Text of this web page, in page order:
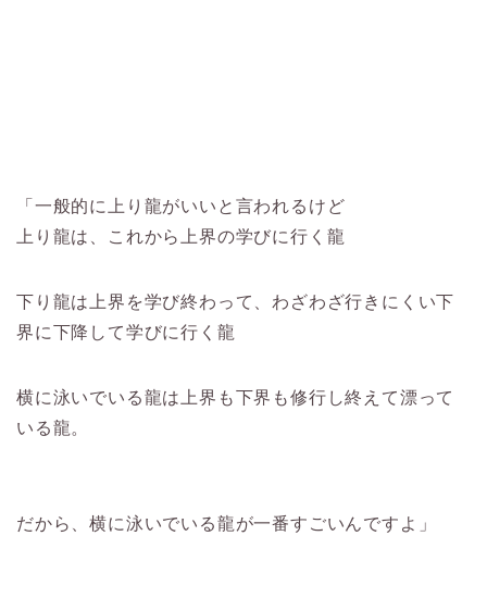
「一般的に上り龍がいいと言われるけど
上り龍は、これから上界の学びに行く龍
下り龍は上界を学び終わって、わざわざ行きにくい下
界に下降して学びに行く龍
横に泳いでいる龍は上界も下界も修行し終えて漂って
いる龍。
だから、横に泳いでいる龍が一番すごいんですよ」